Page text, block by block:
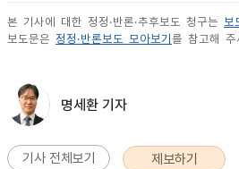
본 기사에 대한 정정·반론·추후보도 청구는 보
보도문은 정정·반론보도 모아보기 를 참고해 주
명세환 기자
기사 전체보기 제보하기